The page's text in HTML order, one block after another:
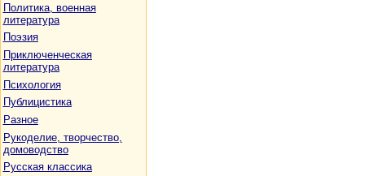
Политика, военная
литература
Поэзия
Приключенческая
литература
Психология
Публицистика
Разное
Рукоделие, творчество,
домоводство
Русская классика